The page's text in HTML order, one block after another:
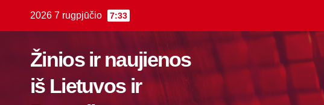
2026 7 rugpjūčio 7:33
Žinios ir naujienos
iš Lietuvos ir